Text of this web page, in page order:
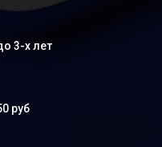
3-х лет
руб